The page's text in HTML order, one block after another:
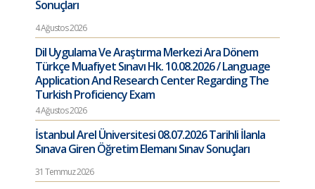
Sonuçları
4 Ağustos 2026
Dil Uygulama Ve Araştırma Merkezi Ara Dönem
Türkçe Muafiyet Sınavı Hk. 10.08.2026 / Language
Application And Research Center Regarding The
Turkish Proficiency Exam
4 Ağustos 2026
İstanbul Arel Üniversitesi 08.07.2026 Tarihli İlanla
Sınava Giren Öğretim Elemanı Sınav Sonuçları
31 Temmuz 2026